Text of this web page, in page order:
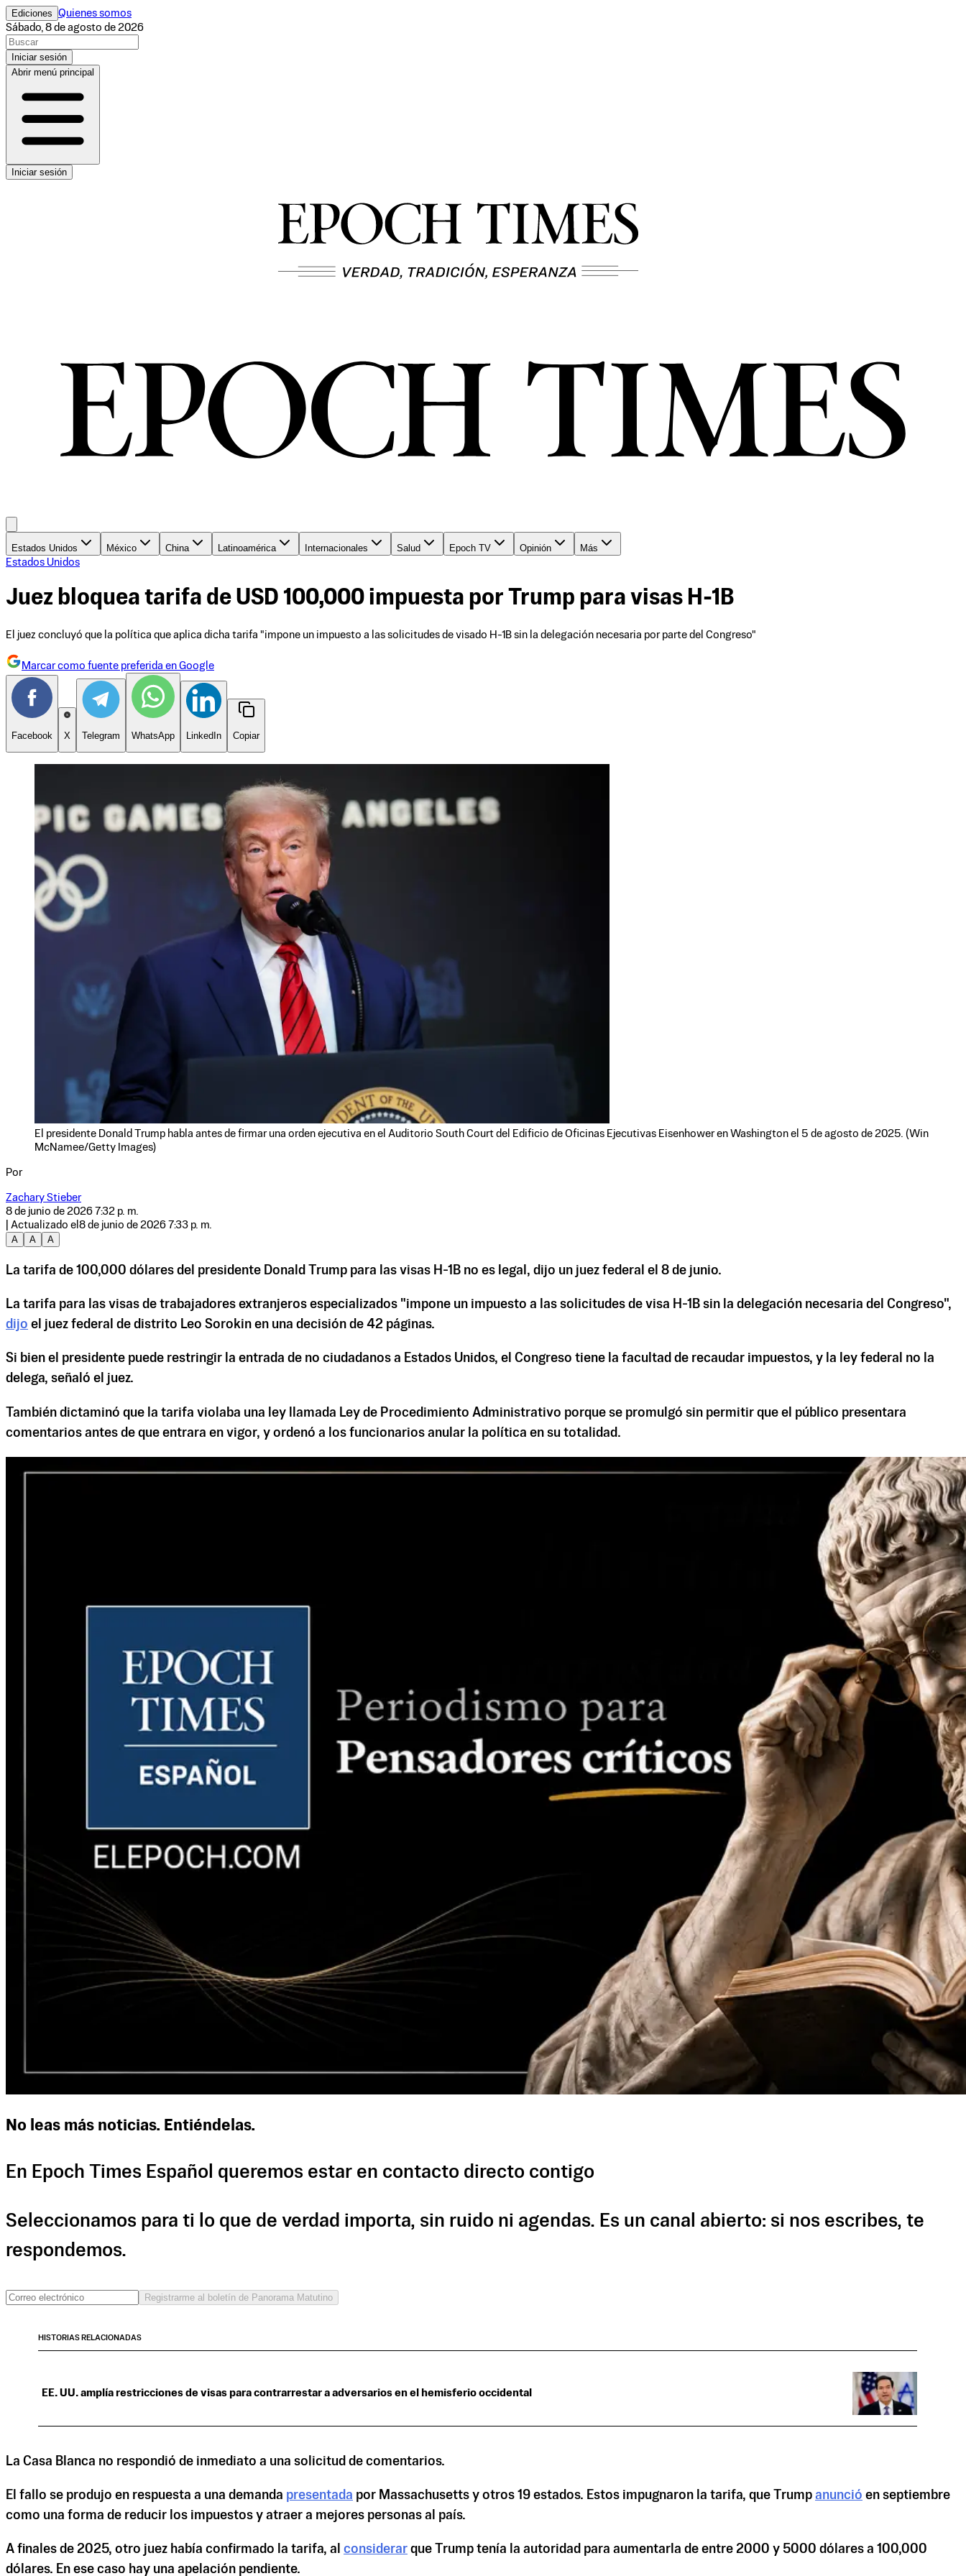
Ediciones Quienes somos
Sábado, 8 de agosto de 2026
Iniciar sesión
Abrir menú principal
Iniciar sesión
Estados Unidos México China Latinoamérica Internacionales Salud Epoch TV Opinión
Más
Estados Unidos
Juez bloquea tarifa de USD 100,000 impuesta por Trump para visas H-1B
El juez concluyó que la política que aplica dicha tarifa "impone un impuesto a las solicitudes de visado H-1B sin la delegación necesaria por parte del Congreso"
Marcar como fuente preferida en Google
Facebook X Telegram WhatsApp LinkedIn Copiar
El presidente Donald Trump habla antes de firmar una orden ejecutiva en el Auditorio South Court del Edificio de Oficinas Ejecutivas Eisenhower en Washington el 5 de agosto de 2025. (Win
McNamee/Getty Images)
Por
Zachary Stieber
8 de junio de 2026 7:32 p. m.
| Actualizado el 8 de junio de 2026 7:33 p. m.
A
A A
La tarifa de 100,000 dólares del presidente Donald Trump para las visas H-1B no es legal, dijo un juez federal el 8 de junio.
La tarifa para las visas de trabajadores extranjeros especializados "impone un impuesto a las solicitudes de visa H-1B sin la delegación necesaria del Congreso",
dijo el juez federal de distrito Leo Sorokin en una decisión de 42 páginas.
Si bien el presidente puede restringir la entrada de no ciudadanos a Estados Unidos, el Congreso tiene la facultad de recaudar impuestos, y la ley federal no la
delega, señaló el juez.
También dictaminó que la tarifa violaba una ley llamada Ley de Procedimiento Administrativo porque se promulgó sin permitir que el público presentara
comentarios antes de que entrara en vigor, y ordenó a los funcionarios anular la política en su totalidad.
No leas más noticias. Entiéndelas.
En Epoch Times Español queremos estar en contacto directo contigo
Seleccionamos para ti lo que de verdad importa, sin ruido ni agendas. Es un canal abierto: si nos escribes, te
respondemos.
Registrarme al boletín de Panorama Matutino
HISTORIAS RELACIONADAS
EE. UU. amplía restricciones de visas para contrarrestar a adversarios en el hemisferio occidental
La Casa Blanca no respondió de inmediato a una solicitud de comentarios.
El fallo se produjo en respuesta a una demanda presentada por Massachusetts y otros 19 estados. Estos impugnaron la tarifa, que Trump anunció en septiembre
como una forma de reducir los impuestos y atraer a mejores personas al país.
A finales de 2025, otro juez había confirmado la tarifa, al considerar que Trump tenía la autoridad para aumentarla de entre 2000 y 5000 dólares a 100,000
dólares. En ese caso hay una apelación pendiente.